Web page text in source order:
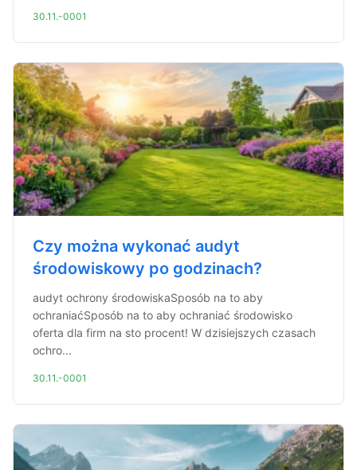
30.11.-0001
Czy można wykonać audyt
środowiskowy po godzinach?
audyt ochrony środowiskaSposób na to aby
ochraniaćSposób na to aby ochraniać środowisko
oferta dla firm na sto procent! W dzisiejszych czasach
ochro...
30.11.-0001